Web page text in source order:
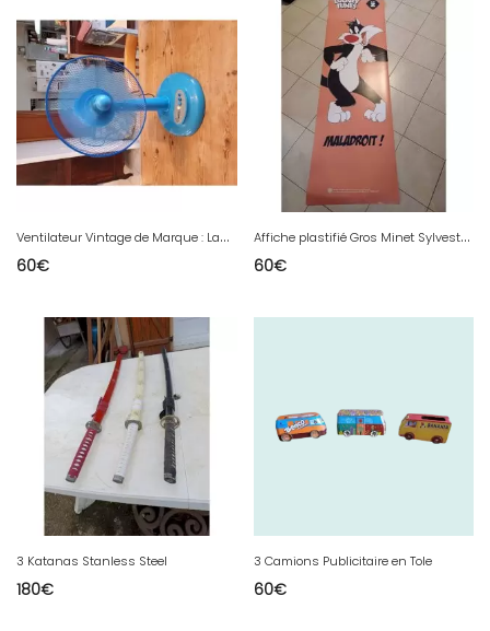
V
entilateur Vintage de Marque : Lamarque
60€
A
ffiche plastifié Gros Minet Sylvestre le Chat Warner Bross
60€
3 Katanas Stanless Steel
180€
3 Camions Publicitaire en Tole
60€